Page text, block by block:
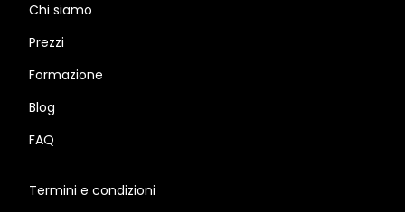
Chi siamo
Prezzi
Formazione
Blog
FAQ
Termini e condizioni